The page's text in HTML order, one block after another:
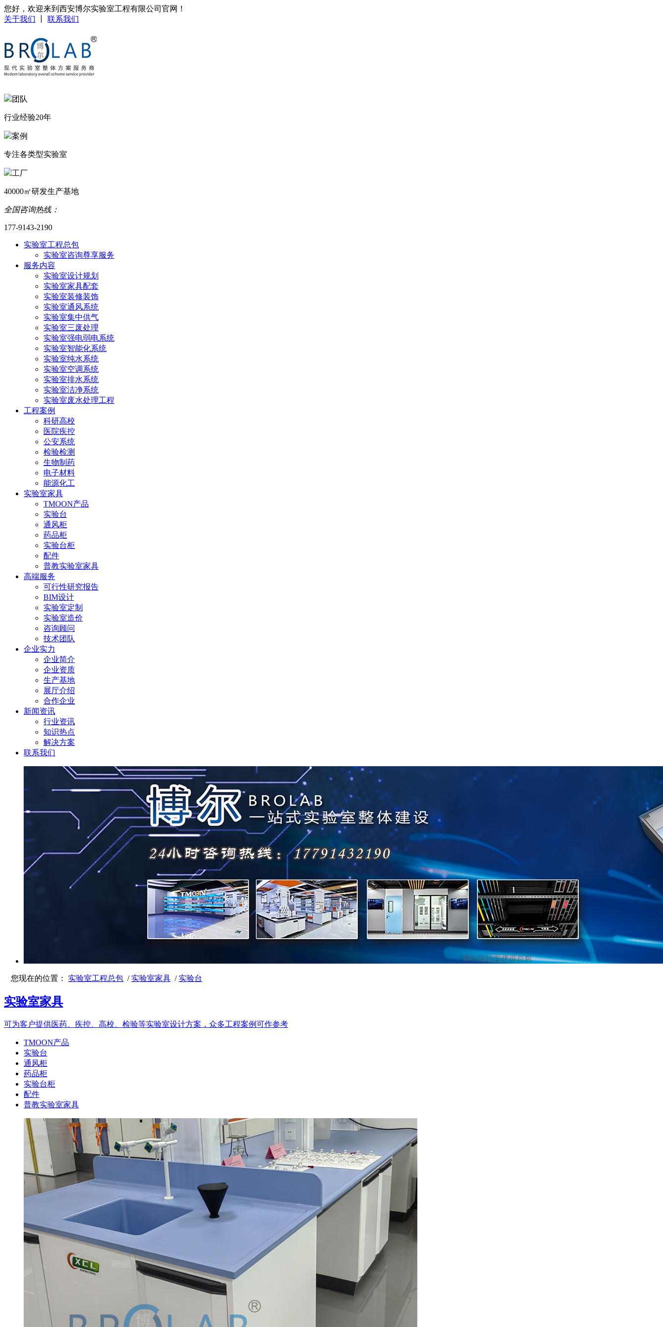
您好，欢迎来到西安博尔实验室工程有限公司官网！
关于我们
联系我们
团队
行业经验20年
案例
专注各类型实验室
工厂
40000㎡研发生产基地
全国咨询热线：
177-9143-2190
实验室工程总包
实验室咨询尊享服务
服务内容
实验室设计规划
实验室家具配套
实验室装修装饰
实验室通风系统
实验室集中供气
实验室三废处理
实验室强电弱电系统
实验室智能化系统
实验室纯水系统
实验室空调系统
实验室排水系统
实验室洁净系统
实验室废水处理工程
工程案例
科研高校
医院疾控
公安系统
检验检测
生物制药
电子材料
能源化工
实验室家具
TMOON产品
实验台
通风柜
药品柜
实验台柜
配件
普教实验室家具
高端服务
可行性研究报告
BIM设计
实验室定制
实验室造价
咨询顾问
技术团队
企业实力
企业简介
企业资质
生产基地
展厅介绍
合作企业
新闻资讯
行业资讯
知识热点
解决方案
联系我们
您现在的位置： 实验室工程总包 / 实验室家具 / 实验台
实验室家具
可为客户提供医药、疾控、高校、检验等实验室设计方案，众多工程案例可作参考
TMOON产品
实验台
通风柜
药品柜
实验台柜
配件
普教实验室家具